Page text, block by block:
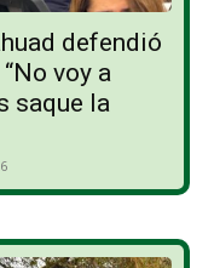
defendió
voy a
saque la